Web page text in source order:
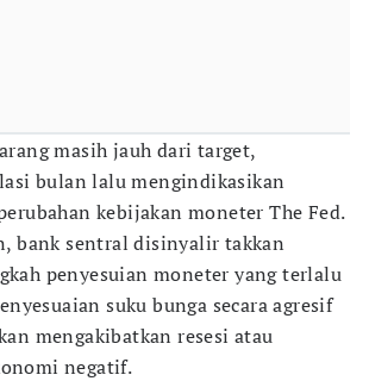
masih jauh dari target,
bulan lalu mengindikasikan
kebijakan moneter The Fed.
bank sentral disinyalir takkan
penyesuian moneter yang terlalu
suku bunga secara agresif
mengakibatkan resesi atau
negatif.